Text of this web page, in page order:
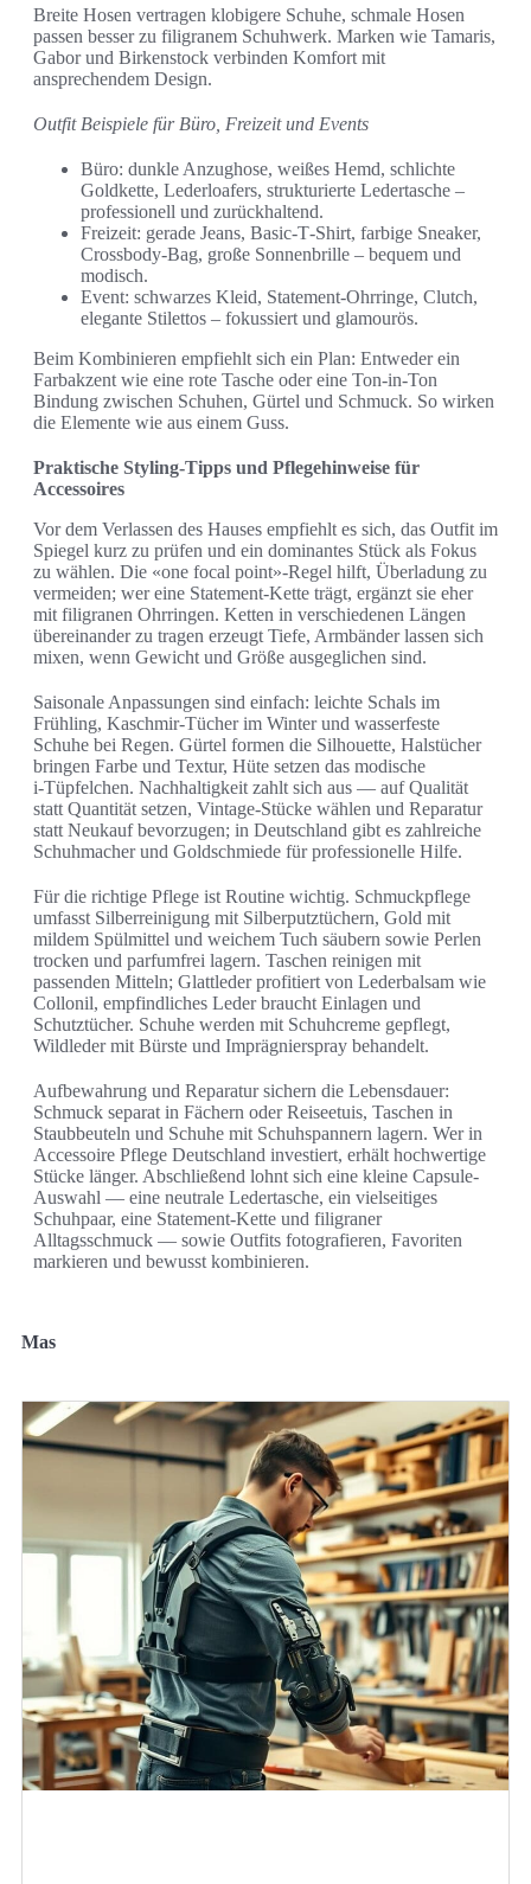
Breite Hosen vertragen klobigere Schuhe, schmale Hosen
passen besser zu filigranem Schuhwerk. Marken wie Tamaris,
Gabor und Birkenstock verbinden Komfort mit
ansprechendem Design.
Outfit Beispiele für Büro, Freizeit und Events
Büro: dunkle Anzughose, weißes Hemd, schlichte
Goldkette, Lederloafers, strukturierte Ledertasche –
professionell und zurückhaltend.
Freizeit: gerade Jeans, Basic‑T‑Shirt, farbige Sneaker,
Crossbody‑Bag, große Sonnenbrille – bequem und
modisch.
Event: schwarzes Kleid, Statement‑Ohrringe, Clutch,
elegante Stilettos – fokussiert und glamourös.
Beim Kombinieren empfiehlt sich ein Plan: Entweder ein
Farbakzent wie eine rote Tasche oder eine Ton‑in‑Ton
Bindung zwischen Schuhen, Gürtel und Schmuck. So wirken
die Elemente wie aus einem Guss.
Praktische Styling-Tipps und Pflegehinweise für
Accessoires
Vor dem Verlassen des Hauses empfiehlt es sich, das Outfit im
Spiegel kurz zu prüfen und ein dominantes Stück als Fokus
zu wählen. Die «one focal point»-Regel hilft, Überladung zu
vermeiden; wer eine Statement-Kette trägt, ergänzt sie eher
mit filigranen Ohrringen. Ketten in verschiedenen Längen
übereinander zu tragen erzeugt Tiefe, Armbänder lassen sich
mixen, wenn Gewicht und Größe ausgeglichen sind.
Saisonale Anpassungen sind einfach: leichte Schals im
Frühling, Kaschmir-Tücher im Winter und wasserfeste
Schuhe bei Regen. Gürtel formen die Silhouette, Halstücher
bringen Farbe und Textur, Hüte setzen das modische
i‑Tüpfelchen. Nachhaltigkeit zahlt sich aus — auf Qualität
statt Quantität setzen, Vintage-Stücke wählen und Reparatur
statt Neukauf bevorzugen; in Deutschland gibt es zahlreiche
Schuhmacher und Goldschmiede für professionelle Hilfe.
Für die richtige Pflege ist Routine wichtig. Schmuckpflege
umfasst Silberreinigung mit Silberputztüchern, Gold mit
mildem Spülmittel und weichem Tuch säubern sowie Perlen
trocken und parfumfrei lagern. Taschen reinigen mit
passenden Mitteln; Glattleder profitiert von Lederbalsam wie
Collonil, empfindliches Leder braucht Einlagen und
Schutztücher. Schuhe werden mit Schuhcreme gepflegt,
Wildleder mit Bürste und Imprägnierspray behandelt.
Aufbewahrung und Reparatur sichern die Lebensdauer:
Schmuck separat in Fächern oder Reiseetuis, Taschen in
Staubbeuteln und Schuhe mit Schuhspannern lagern. Wer in
Accessoire Pflege Deutschland investiert, erhält hochwertige
Stücke länger. Abschließend lohnt sich eine kleine Capsule-
Auswahl — eine neutrale Ledertasche, ein vielseitiges
Schuhpaar, eine Statement-Kette und filigraner
Alltagsschmuck — sowie Outfits fotografieren, Favoriten
markieren und bewusst kombinieren.
Mas